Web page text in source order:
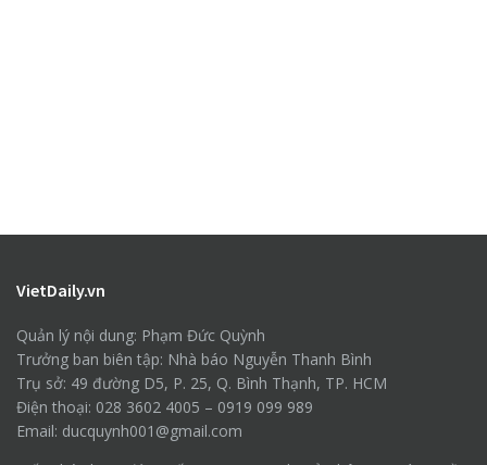
VietDaily.vn
Quản lý nội dung: Phạm Đức Quỳnh
Trưởng ban biên tập: Nhà báo Nguyễn Thanh Bình
Trụ sở: 49 đường D5, P. 25, Q. Bình Thạnh, TP. HCM
Điện thoại: 028 3602 4005 – 0919 099 989
Email: ducquynh001@gmail.com